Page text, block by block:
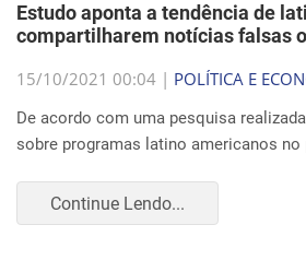
Estudo aponta a tendência de
compartilharem notícias falsas
15/10/2021 00:04 | POLÍTICA E
De acordo com uma pesquisa
sobre programas latino americanos
Continue Lendo...